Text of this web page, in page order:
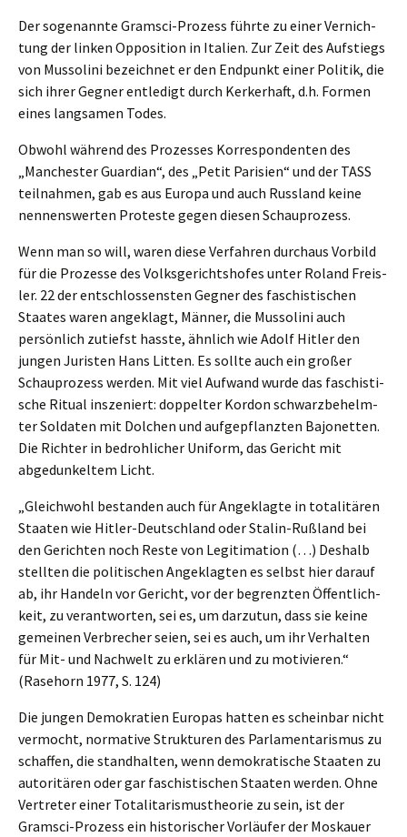
Der sogenann­te Gramsci-Prozess führte zu einer Vernich­
tung der linken Opposi­ti­on in Itali­en. Zur Zeit des Aufstiegs
von Musso­li­ni bezeich­net er den Endpunkt einer Politik, die
sich ihrer Gegner entle­digt durch Kerker­haft, d.h. Formen
eines langsa­men Todes.
Obwohl während des Prozes­ses Korre­spon­den­ten des
„Manches­ter Guardi­an“, des „Petit Parisi­en“ und der TASS
teilnah­men, gab es aus Europa und auch Russland keine
nennens­wer­ten Protes­te gegen diesen Schauprozess.
Wenn man so will, waren diese Verfah­ren durch­aus Vorbild
für die Prozes­se des Volks­ge­richts­ho­fes unter Roland Freis­
ler. 22 der entschlos­sens­ten Gegner des faschis­ti­schen
Staates waren angeklagt, Männer, die Musso­li­ni auch
persön­lich zutiefst hasste, ähnlich wie Adolf Hitler den
jungen Juris­ten Hans Litten. Es sollte auch ein großer
Schau­pro­zess werden. Mit viel Aufwand wurde das faschis­ti­
sche Ritual insze­niert: doppel­ter Kordon schwarz­be­helm­
ter Solda­ten mit Dolchen und aufge­pflanz­ten Bajonet­ten.
Die Richter in bedroh­li­cher Uniform, das Gericht mit
abgedun­kel­tem Licht.
„Gleich­wohl bestan­den auch für Angeklag­te in totali­tä­ren
Staaten wie Hitler-Deutsch­land oder Stalin-Rußland bei
den Gerich­ten noch Reste von Legiti­ma­ti­on (…) Deshalb
stell­ten die politi­schen Angeklag­ten es selbst hier darauf
ab, ihr Handeln vor Gericht, vor der begrenz­ten Öffent­lich­
keit, zu verant­wor­ten, sei es, um darzu­tun, dass sie keine
gemei­nen Verbre­cher seien, sei es auch, um ihr Verhal­ten
für Mit- und Nachwelt zu erklä­ren und zu motivie­ren.“
(Rasehorn 1977, S. 124)
Die jungen Demokra­tien Europas hatten es schein­bar nicht
vermocht, norma­ti­ve Struk­tu­ren des Parla­men­ta­ris­mus zu
schaf­fen, die stand­hal­ten, wenn demokra­ti­sche Staaten zu
autori­tä­ren oder gar faschis­ti­schen Staaten werden. Ohne
Vertre­ter einer Totali­ta­ris­mus­theo­rie zu sein, ist der
Gramsci-Prozess ein histo­ri­scher Vorläu­fer der Moskau­er